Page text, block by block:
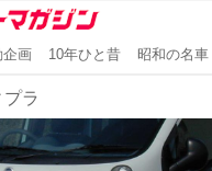
企画 10年ひと昔 昭和の名車
ラ